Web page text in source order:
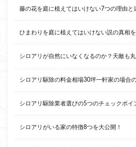
藤の花を庭に植えてはいけない7つの理由と
ひまわりを庭に植えてはいけない説の真相
シロアリが自然にいなくなるのか？天敵も丸
シロアリ駆除の料金相場30坪一軒家の場合
シロアリ駆除業者選びの5つのチェックポイ
シロアリがいる家の特徴8つを大公開！